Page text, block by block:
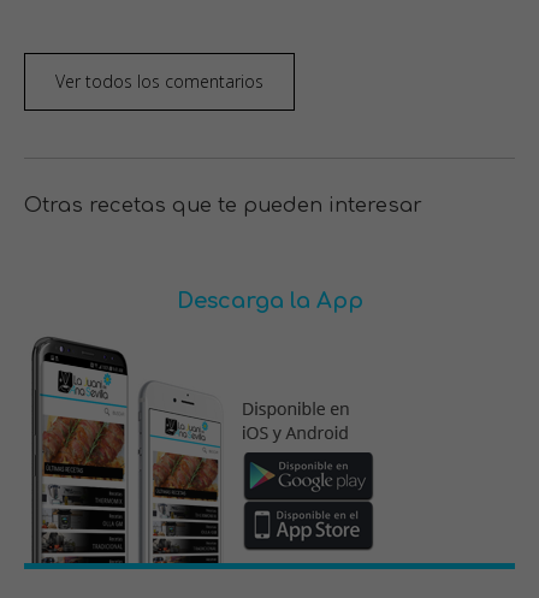
Ver todos los comentarios
Otras recetas que te pueden interesar
Descarga la App